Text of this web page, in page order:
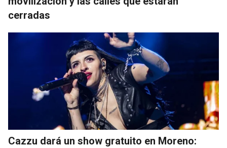
cerradas
Cazzu dará un show gratuito en Moreno: